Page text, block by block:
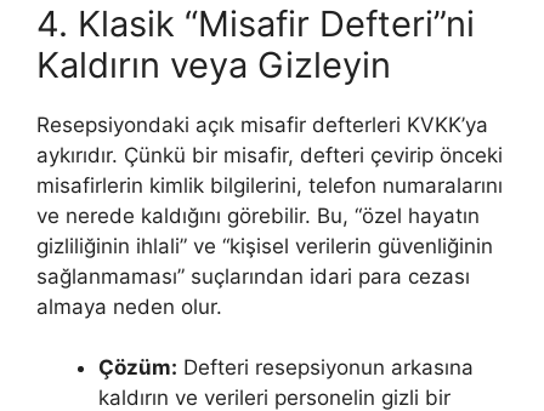
4. Klasik “Misafir Defteri”ni
Kaldırın veya Gizleyin
Resepsiyondaki açık misafir defterleri KVKK’ya
aykırıdır. Çünkü bir misafir, defteri çevirip önceki
misafirlerin kimlik bilgilerini, telefon numaralarını
ve nerede kaldığını görebilir. Bu, “özel hayatın
gizliliğinin ihlali” ve “kişisel verilerin güvenliğinin
sağlanmaması” suçlarından idari para cezası
almaya neden olur.
Çözüm: Defteri resepsiyonun arkasına
kaldırın ve verileri personelin gizli bir